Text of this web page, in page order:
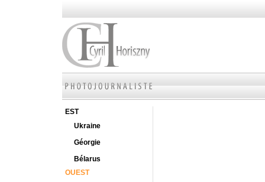
EST
Ukraine
Géorgie
Bélarus
OUEST